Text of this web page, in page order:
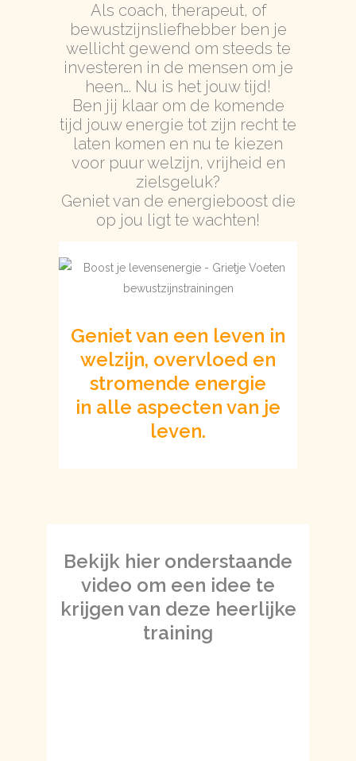
Als coach, therapeut, of
bewustzijnsliefhebber ben je
wellicht gewend om steeds te
investeren in de mensen om je
heen…. Nu is het jouw tijd!
Ben jij klaar om de komende
tijd jouw energie tot zijn recht te
laten komen en nu te kiezen
voor puur welzijn, vrijheid en
zielsgeluk?
Geniet van de energieboost die
op jou ligt te wachten!
Geniet van een leven in
welzijn, overvloed en
stromende energie
in alle aspecten van je
leven.
Bekijk hier onderstaande
video om een idee te
krijgen van deze heerlijke
training